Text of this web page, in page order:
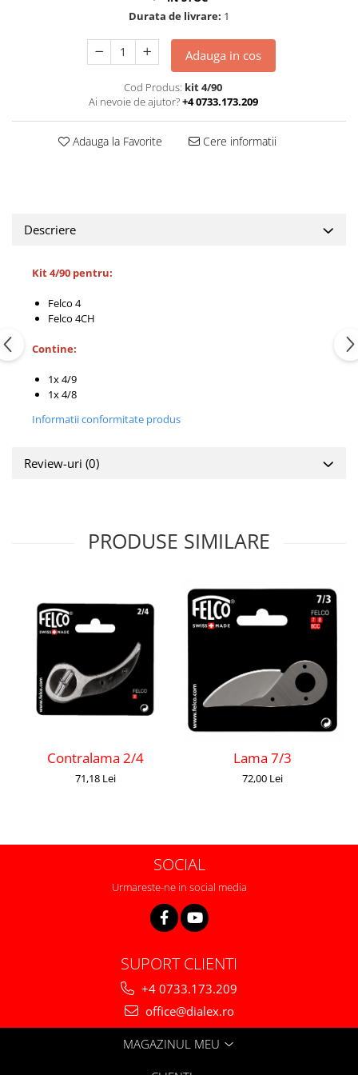
FOARFECE ELECTRICE SI ACCESORII
Toc foarfeca
Durata de livrare: 1
Adauga in cos
Cod Produs: kit 4/90
Ai nevoie de ajutor?+4 0733.173.209
Adauga la Favorite Cere informatii
Descriere
Kit 4/90 pentru:
Felco 4
Felco 4CH
Contine:
1x 4/9
1x 4/8
Informatii conformitate produs
Review-uri (0)
PRODUSE SIMILARE
Contralama 2/4
71,18 Lei
Lama 7/3
72,00 Lei
SOCIAL
Urmareste-ne in social media
SUPORT CLIENTI
+4 0733.173.209
office@dialex.ro
MAGAZINUL MEU